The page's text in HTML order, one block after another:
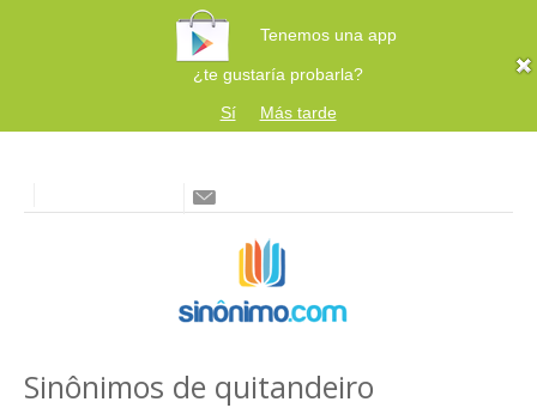
Tenemos una app
¿te gustaría probarla?
Sí
Más tarde
Sinônimos de quitandeiro